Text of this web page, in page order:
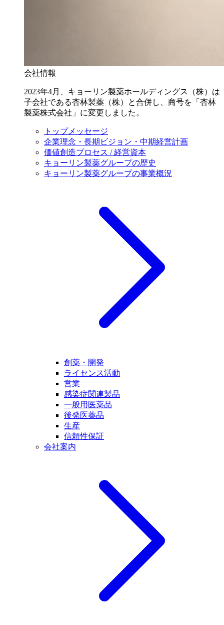
会社情報
2023年4月、キョーリン製薬ホールディングス（株）は
子会社である杏林製薬（株）と合併し、商号を「杏林
製薬株式会社」に変更しました。
トップメッセージ
企業理念・長期ビジョン・中期経営計画
価値創造プロセス / 経営資本
キョーリン製薬グループの歴史
キョーリン製薬グループの事業概況
創薬・開発
ライセンス活動
営業
感染症関連製品
一般用医薬品
後発医薬品
生産
信頼性保証
会社案内